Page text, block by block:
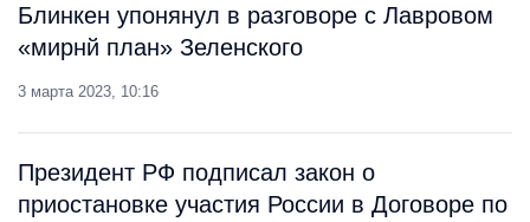
Блинкен упонянул в разговоре с Лавровом
«мирнй план» Зеленского
3 марта 2023, 10:16
Президент РФ подписал закон о
приостановке участия России в Договоре по